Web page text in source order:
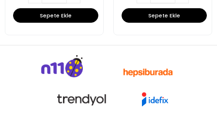
Sepete Ekle Sepete Ekle